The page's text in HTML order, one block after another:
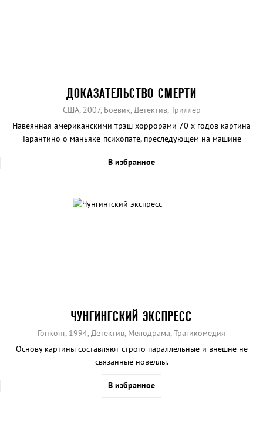
ДОКАЗАТЕЛЬСТВО СМЕРТИ
США, 2007, Боевик, Детектив, Триллер
Навеянная американскими трэш-хоррорами 70-х годов картина
Тарантино о маньяке-психопате, преследующем на машине
В избранное
ЧУНГИНГСКИЙ ЭКСПРЕСС
Гонконг, 1994, Детектив, Мелодрама, Трагикомедия
Основу картины составляют строго параллельные и внешне не
связанные новеллы.
В избранное